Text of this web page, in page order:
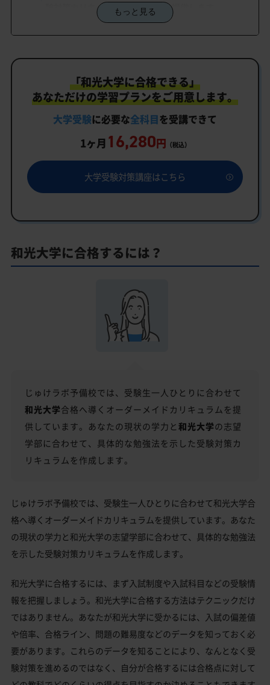
験対策カリキュラム・学習計画を提供します
まずはあなたの弱点をしっかり把握現状分析テスト
あなただけの学習計画だから成果が出る！和光大学合格
に向けた受験対策カリキュラム
学習効果をしっかり確認定着度テスト
一人でも安心、学習相談
あなたにピッタリ合った「和光大学対策のオーダー
メイドカリキュラム」から得られる成果とは？
カリキュラムや料金についてお気軽にご相談くださ
和光大学受験専門のオンライン家庭教師「いつでも
クイック指導」もご用意
【2027年度】大学入学共通テスト対策！2026年度
2026年度共通テストの総括：難関大志望者には厳しい戦
和光大学の総合型選抜入試対策も万全
和光大学のキャンパス
「和光大学に受かる気がしない」とやる気をなくし
受験勉強を始めるのが遅くても和光大学に合格でき
大学受験対策いつから始める？学年・時期別の勉強
のポイント
対応可能
浪人生、社会人の方の和光大学合格に向けた受験対
策も実施
和光大学受験生からのよくある質問
もっと見る
「和光大学に合格できる」
あなただけの学習プランをご用意します。
大学受験に必要な全科目を受講できて
1ヶ月 16,280円 （税込）
大学受験対策講座はこちら
和光大学に合格するには？
じゅけラボ予備校では、受験生一人ひとりに合わせて
和光大学合格へ導くオーダーメイドカリキュラムを提
供しています。あなたの現状の学力と 和光大学の志望
学部に合わせて、具体的な勉強法を示した受験対策カ
リキュラムを作成します。
じゅけラボ予備校では、受験生一人ひとりに合わせて和光大学合
格へ導くオーダーメイドカリキュラムを提供しています。あなた
の現状の学力と和光大学の志望学部に合わせて、具体的な勉強法
を示した受験対策カリキュラムを作成します。
和光大学に合格するには、まず入試制度や入試科目などの受験情
報を把握しましょう。和光大学に合格する方法はテクニックだけ
ではありません。あなたが和光大学に受かるには、入試の偏差値
や倍率、合格ライン、問題の難易度などのデータを知っておく必
要があります。これらのデータを知ることにより、なんとなく受
験対策を進めるのではなく、自分が合格するには合格点に対して